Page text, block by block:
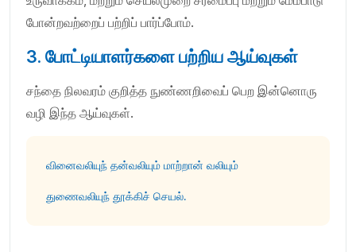
போன்றவற்றைப் பற்றிப் பார்ப்போம்.
3. போட்டியாளர்களை பற்றிய ஆய்வுகள்
சந்தை நிலவரம் குறித்த நுண்ணறிவைப் பெற இன்னொரு
வழி இந்த ஆய்வுகள்.
வினைவலியுந் தன்வலியும் மாற்றான் வலியும்
துணைவலியுந் தூக்கிச் செயல்.